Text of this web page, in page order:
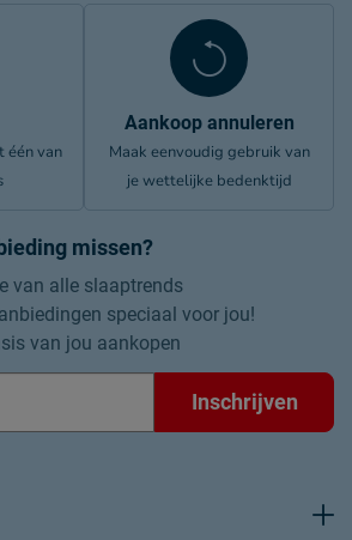
één van
Aankoop annuleren
Maak eenvoudig gebruik van
je wettelijke bedenktijd
missen?
van alle slaaptrends
speciaal voor jou!
van jou aankopen
Inschrijven